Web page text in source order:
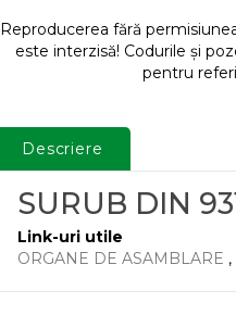
Reproducerea fără
este interzisă! Codurile și
pentru
Descriere
SURUB DIN
Link-uri utile
ORGANE DE ASAMBLARE ,